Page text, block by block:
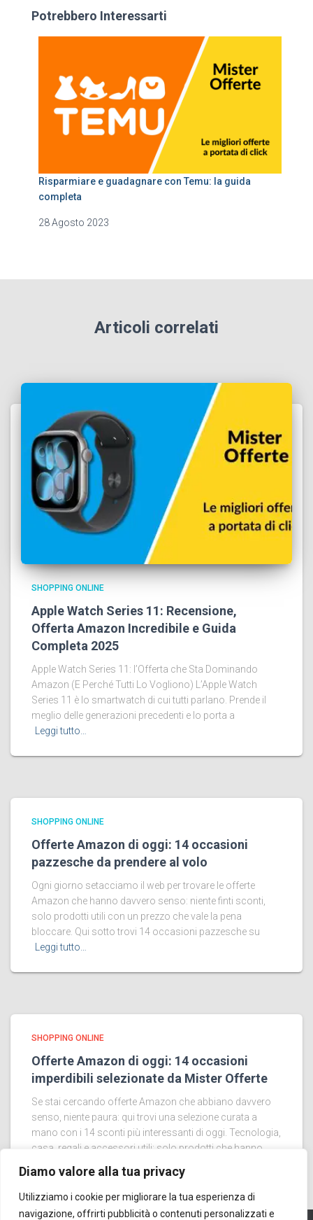
Diamo valore alla tua privacy
Utilizziamo i cookie per migliorare la tua esperienza di
navigazione, offrirti pubblicità o contenuti personalizzati e
Potrebbero Interessarti
Risparmiare e guadagnare con Temu: la guida
completa
28 Agosto 2023
Articoli correlati
SHOPPING ONLINE
Apple Watch Series 11: Recensione,
Offerta Amazon Incredibile e Guida
Completa 2025
Apple Watch Series 11: l’Offerta che Sta Dominando
Amazon (E Perché Tutti Lo Vogliono) L’Apple Watch
Series 11 è lo smartwatch di cui tutti parlano. Prende il
meglio delle generazioni precedenti e lo porta a
Leggi tutto…
SHOPPING ONLINE
Offerte Amazon di oggi: 14 occasioni
pazzesche da prendere al volo
Ogni giorno setacciamo il web per trovare le offerte
Amazon che hanno davvero senso: niente finti sconti,
solo prodotti utili con un prezzo che vale la pena
bloccare. Qui sotto trovi 14 occasioni pazzesche su
Leggi tutto…
SHOPPING ONLINE
Offerte Amazon di oggi: 14 occasioni
imperdibili selezionate da Mister Offerte
Se stai cercando offerte Amazon che abbiano davvero
senso, niente paura: qui trovi una selezione curata a
mano con i 14 sconti più interessanti di oggi. Tecnologia,
casa, regali e accessori utili: solo prodotti che hanno